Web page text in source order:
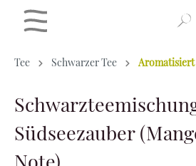
Tee Schwarzer Tee Aromatisiert
Südseezauber